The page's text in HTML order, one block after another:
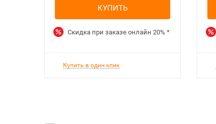
КУПИТЬ
Скидка при заказе онлайн 20% *
Купить в один клик